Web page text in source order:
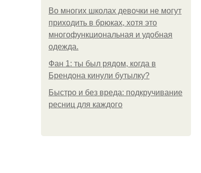
Во многих школах девочки не могут
приходить в брюках, хотя это
многофункциональная и удобная
одежда.
Фан 1: ты был рядом, когда в
Брендона кинули бутылку?
Быстро и без вреда: подкручивание
ресниц для каждого